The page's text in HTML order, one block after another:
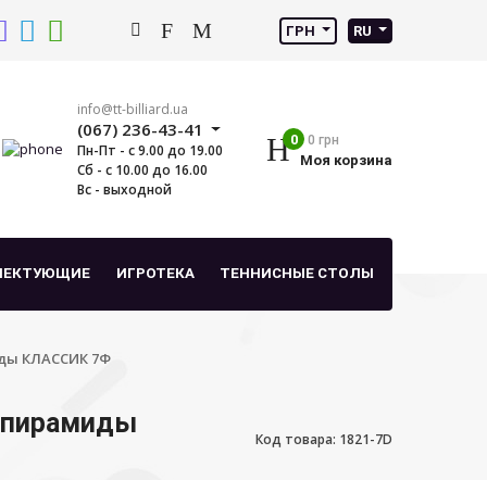
ГРН RU
info@tt-billiard.ua
(067) 236-43-41
Пн-Пт - с 9.00 до 19.00
Сб - с 10.00 до 16.00
Вс - выходной
0 0 грн
Моя корзина
ИГРОТЕКА ТЕННИСНЫЕ СТОЛЫ
КЛАССИК 7Ф
Код товара: 1821-7D